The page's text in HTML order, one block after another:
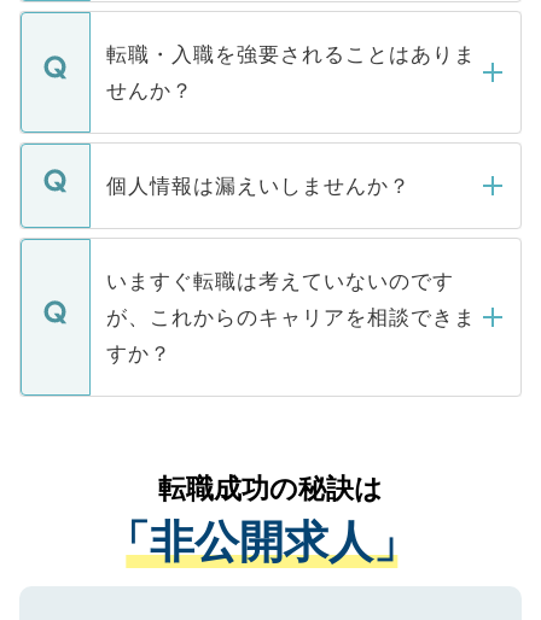
ます。通常、5営業日以内にはご連絡をせて
いただきますので、しばらくお待ちくださ
マイナビDOCTORで取り扱っている求人の
うち約3割は、Webサイトからご覧いただ
けない「非公開求人」です。非公開求人は
下記の理由によって、一般には公開してい
ません。
■応募殺到を避けるため 人気のある医療機
関を公にしてしまうと、応募が殺到する場
に、医療機関が求める条件に合った人材の
みを人材紹介会社に依頼するケースが増え
ています。
転職・入職を強要されることはありま
せんか？
転職・入職を強要することは一切ありませ
ん。また、仮に応募先から内定をいただい
定を承諾する必要はありません。内定先へ
の辞退の連絡はキャリアパートナーが行い
個人情報は漏えいしませんか？
個人情報が漏えいすることはありませんの
で、ご安心ください。当サイトからの登録
などで収集したご登録者様の個人情報は、
ご本人のキャリアアップおよび転職活動の
支援を目的に使用いたします。お預かりし
ているすべての個人データはご本人の許可
は、個人情報の取り扱いについての厳密な
管理基準を満たした事業者のみに付与され
る、プライバシーマークを取得済みです。
いますぐ転職は考えていないのです
が、これからのキャリアを相談できま
すか？
かがいして、現在の医療機関の状況や紹介
経験をまじえながら、適切なアドバイスを
させていただきます。すぐにご転職をされ
ない方には、長期的なサポートが可能です
ので、まずはご登録ください。
転職成功の秘訣は
「非公開求人」